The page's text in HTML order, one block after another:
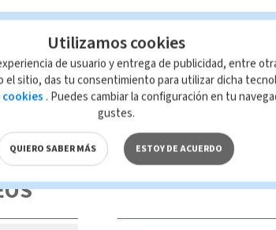
que es propiedad de TELEDIARIO; su
Utilizamos cookies
de usuario y entrega de publicidad, entre
el sitio, das tu consentimiento para utilizar dicha
. Puedes cambiar la configuración en tu
gustes.
QUIERO SABER MÁS ESTOY DE ACUERDO